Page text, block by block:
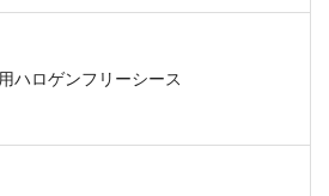
ハロゲンフリーシース